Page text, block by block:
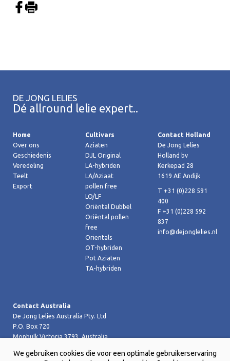
DE JONG LELIES
Dé allround lelie expert..
Home
Over ons
Geschiedenis
Veredeling
Teelt
Export
Cultivars
Aziaten
DJL Original
LA-hybriden
LA/Aziaat
pollen free
LO/LF
Oriëntal Dubbel
Oriëntal pollen
free
Orientals
OT-hybriden
Pot Aziaten
TA-hybriden
Contact Holland
De Jong Lelies
Holland bv
Kerkepad 28
1619 AE Andijk
T +31 (0)228 591
400
F +31 (0)228 592
837
info@dejonglelies.nl
Contact Australia
De Jong Lelies Australia Pty. Ltd
P.O. Box 720
Monbulk Victoria 3793, Australia
T +61 (0)359 619 188
We gebruiken cookies die voor een optimale gebruikerservaring